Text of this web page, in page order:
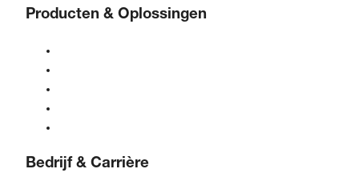
Producten & Oplossingen
Bedrijf & Carrière